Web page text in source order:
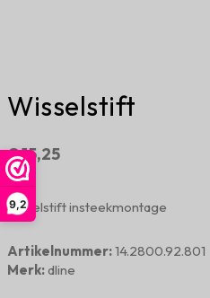
9,2
Wisselstift
€15,25
wisselstift insteekmontage
Artikelnummer:14.2800.92.801
Merk:dline